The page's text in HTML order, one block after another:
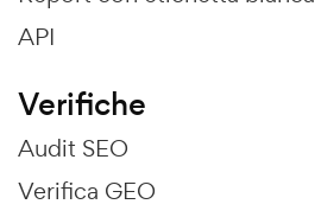
API
Verifiche
Audit SEO
Verifica GEO